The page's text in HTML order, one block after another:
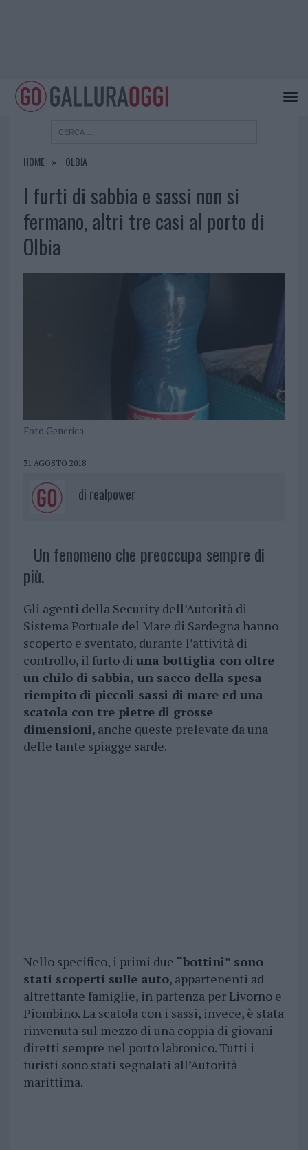
HOME OLBIA
I furti di sabbia e sassi non si
fermano, altri tre casi al porto di
Olbia
Foto Generica
31 AGOSTO 2018
di realpower
Un fenomeno che preoccupa sempre di
più.
Gli agenti della Security dell’Autorità di
Sistema Portuale del Mare di Sardegna hanno
scoperto e sventato, durante l’attività di
controllo, il furto di una bottiglia con oltre
un chilo di sabbia, un sacco della spesa
riempito di piccoli sassi di mare ed una
scatola con tre pietre di grosse
dimensioni, anche queste prelevate da una
delle tante spiagge sarde.
Nello specifico, i primi due “bottini” sono
stati scoperti sulle auto, appartenenti ad
altrettante famiglie, in partenza per Livorno e
Piombino. La scatola con i sassi, invece, è stata
rinvenuta sul mezzo di una coppia di giovani
diretti sempre nel porto labronico. Tutti i
turisti sono stati segnalati all’Autorità
marittima.